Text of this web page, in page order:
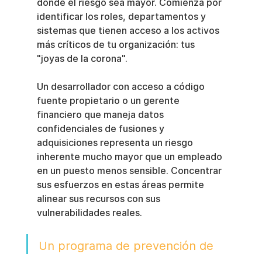
donde el riesgo sea mayor. Comienza por
identificar los roles, departamentos y
sistemas que tienen acceso a los activos
más críticos de tu organización: tus
"joyas de la corona".
Un desarrollador con acceso a código
fuente propietario o un gerente
financiero que maneja datos
confidenciales de fusiones y
adquisiciones representa un riesgo
inherente mucho mayor que un empleado
en un puesto menos sensible. Concentrar
sus esfuerzos en estas áreas permite
alinear sus recursos con sus
vulnerabilidades reales.
Un programa de prevención de